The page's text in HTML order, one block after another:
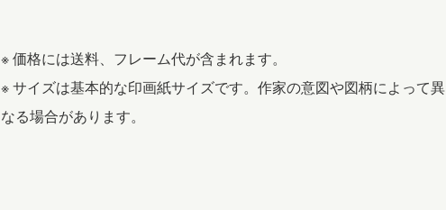
※ 価格には送料、フレーム代が含まれます。
※ サイズは基本的な印画紙サイズです。作家の意図や図柄によって異
なる場合があります。